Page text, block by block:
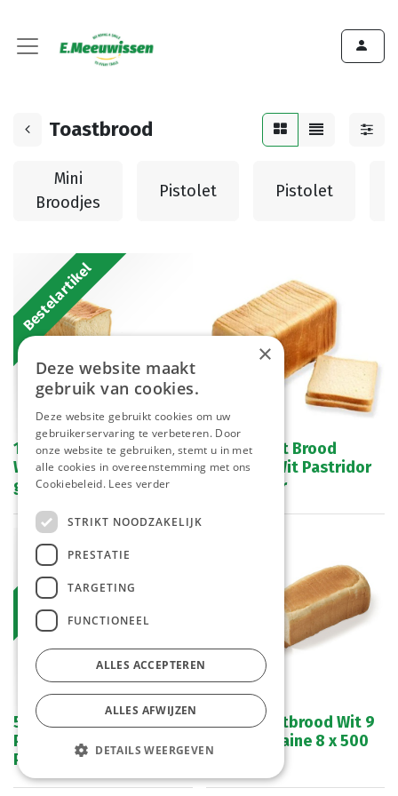
Toastbrood
Mini
Broodjes
Pistolet Pistolet
Bestelartikel
1008/2242 Toastbrood
Wit La Lorraine 10 x 800
gr
5607 Toast Brood
Premium Wit Pastridor
10 x 800 gr
Bestelartikel
5608 Toastbrood
Premium Country
Pastridor 10 x 800 gr
2050 Toastbrood Wit 9
cm La Lorraine 8 x 500
gr
×
Deze website maakt
gebruik van cookies.
Deze website gebruikt cookies om uw
gebruikerservaring te verbeteren. Door
onze website te gebruiken, stemt u in met
alle cookies in overeenstemming met ons
Cookiebeleid. Lees verder
STRIKT NOODZAKELIJK
PRESTATIE
TARGETING
FUNCTIONEEL
ALLES ACCEPTEREN
ALLES AFWIJZEN
DETAILS WEERGEVEN